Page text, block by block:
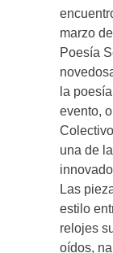
marzo
Poesía
la
evento,
una de
Las
estilo
relojes
oídos,